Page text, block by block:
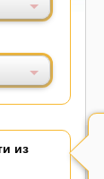
из